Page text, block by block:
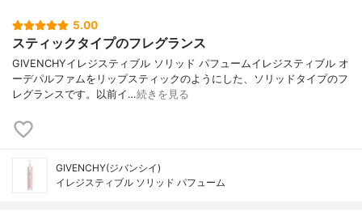
5.00
スティックタイプのフレグランス
GIVENCHYイレジスティブル ソリッド パフュームイレジスティブル オ
ーデパルファムをリップスティックのようにした、ソリッドタイプのフ
レグランスです。以前イ…続きを見る
GIVENCHY(ジバンシイ)
イレジスティブル ソリッド パフューム